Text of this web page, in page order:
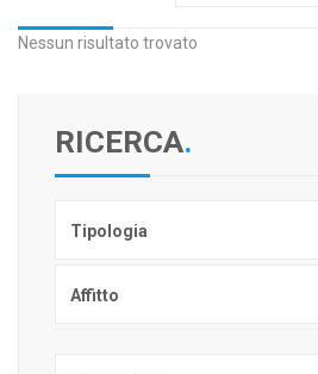
Nessun risultato trovato
RICERCA.
Tipologia
Affitto